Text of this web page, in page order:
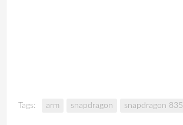
Tags: arm snapdragon snapdragon 835